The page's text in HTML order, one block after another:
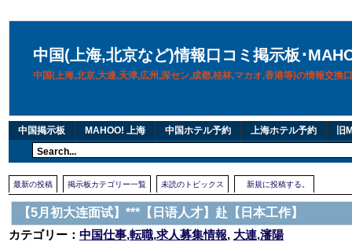
中国(上海,北京など)情報口コミ掲示板･
中国(上海,北京,大連,天津,広州,深セン,成都,桂林,マカオ,香港等)の情報交換
中国掲示板 MAHOO! 上海 中国ホテル予約 上海ホテル予約 旧
最新の投稿 掲示板カテゴリー一覧 未読のトピックス 新規に投稿する。
【5月初大连面试】***【日语人才】赴【日本工作】
カテゴリー： 中国仕事,転職,求人募集情報, 大連,瀋陽